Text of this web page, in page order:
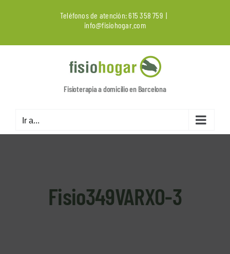
Teléfonos de atención:615 358 759 |
info@fisiohogar.com
Fisioterapia a domicilio en Barcelona
Ir a...
Fisio349VARXO-3